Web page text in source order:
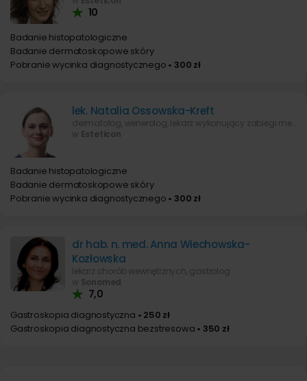
10
Badanie histopatologiczne
Badanie dermatoskopowe skóry
Pobranie wycinka diagnostycznego • 300 zł
lek. Natalia Ossowska-Kreft
dermatolog, wenerolog, lekarz wykonujący zabiegi medycyny estetycznej
w Esteticon
Badanie histopatologiczne
Badanie dermatoskopowe skóry
Pobranie wycinka diagnostycznego • 300 zł
dr hab. n. med. Anna Wiechowska-
Kozłowska
lekarz chorób wewnętrznych, gastrolog
w Sonomed
7,0
Gastroskopia diagnostyczna • 250 zł
Gastroskopia diagnostyczna bezstresowa • 350 zł